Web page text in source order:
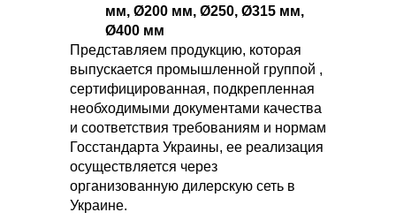
мм, Ø200 мм, Ø250, Ø315 мм,
Ø400 мм
Представляем продукцию, которая
выпускается промышленной группой ,
сертифицированная, подкрепленная
необходимыми документами качества
и соответствия требованиям и нормам
Госстандарта Украины, ее реализация
осуществляется через
организованную дилерскую сеть в
Украине.